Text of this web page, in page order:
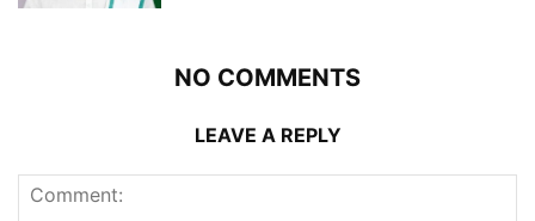
NO COMMENTS
LEAVE A REPLY